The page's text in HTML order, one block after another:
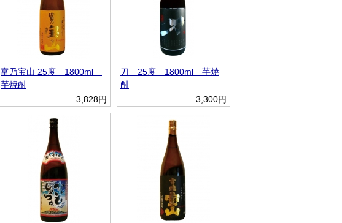
富乃宝山 25度 1800ml
芋焼酎
3,828円
刀 25度 1800ml 芋焼
酎
3,300円